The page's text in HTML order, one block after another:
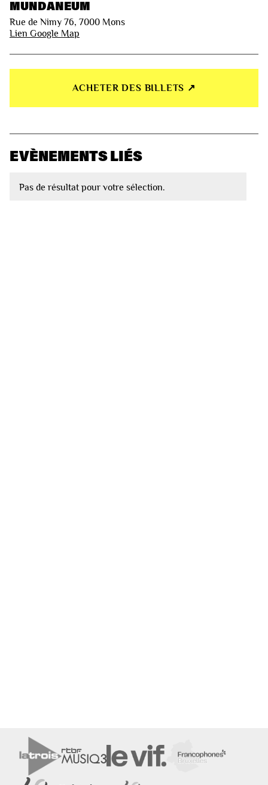
MUNDANEUM
Rue de Nimy 76, 7000 Mons
Lien Google Map
ACHETER DES BILLETS ↗︎
EVÈNEMENTS LIÉS
Pas de résultat pour votre sélection.